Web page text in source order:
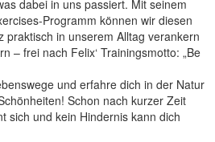
dabei in uns passiert. Mit seinem
Programm können wir diesen
praktisch in unserem Alltag verankern
– frei nach Felix‘ Trainingsmotto: „Be
und erfahre dich in der Natur
Schon nach kurzer Zeit
sich und kein Hindernis kann dich